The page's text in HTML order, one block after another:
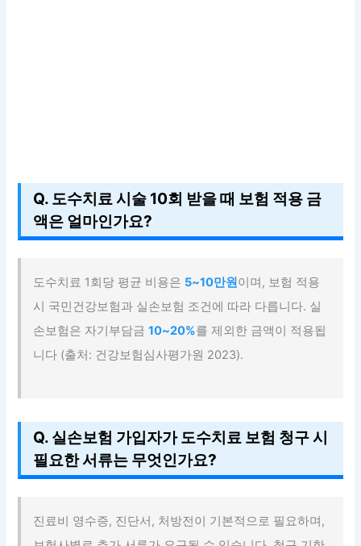
Q. 도수치료 시술 10회 받을 때 보험 적용 금
액은 얼마인가요?
도수치료 1회당 평균 비용은 5~10만원이며, 보험 적용
시 국민건강보험과 실손보험 조건에 따라 다릅니다. 실
손보험은 자기부담금10~20%를 제외한 금액이 적용됩
니다 (출처: 건강보험심사평가원 2023).
Q. 실손보험 가입자가 도수치료 보험 청구 시
필요한 서류는 무엇인가요?
진료비 영수증, 진단서, 처방전이 기본적으로 필요하며,